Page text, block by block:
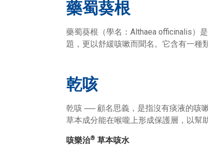
藥蜀葵根
藥蜀葵根（學名：Althaea officinalis）
題，更以舒緩咳嗽而聞名。它含有一種
乾咳
乾咳 ── 顧名思義，是指沒有痰液的咳
草本成分能在喉嚨上形成保護層，以幫
咳樂治® 草本咳水